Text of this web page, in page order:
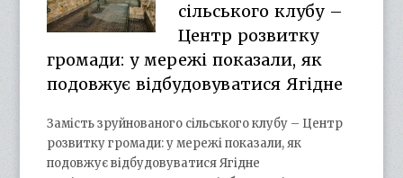
сільського клубу –
Центр розвитку
громади: у мережі показали, як
подовжує відбудовуватися Ягідне
Замість зруйнованого сільського клубу – Центр
розвитку громади: у мережі показали, як
подовжує відбудовуватися Ягідне